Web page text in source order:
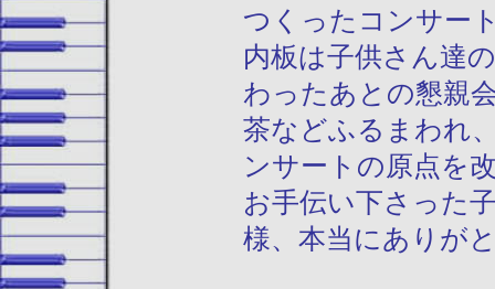
つくったコンサー
内板は子供さん達
わったあとの懇親
茶などふるまわれ
ンサートの原点を
お手伝い下さった
様、本当にありが